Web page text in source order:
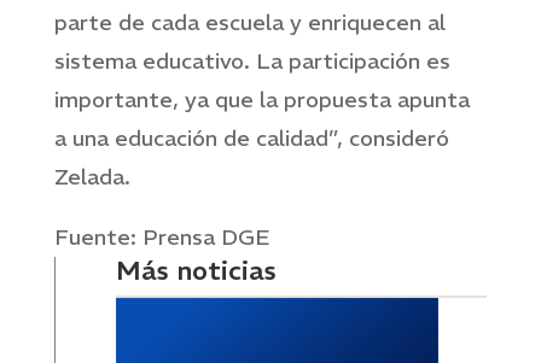
parte de cada escuela y enriquecen al
sistema educativo. La participación es
importante, ya que la propuesta apunta
a una educación de calidad”, consideró
Zelada.
Fuente: Prensa DGE
Más noticias